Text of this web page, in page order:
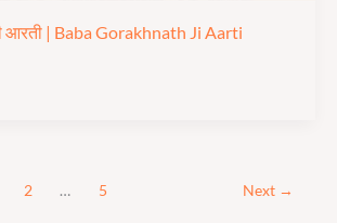
आरती | Baba Gorakhnath Ji Aarti
2 … 5 Next →